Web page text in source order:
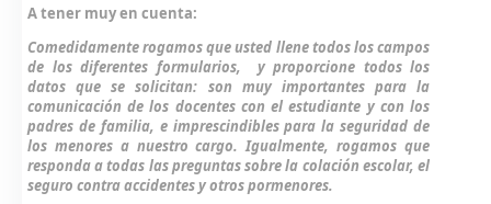
A tener muy en cuenta:
Comedidamente rogamos que usted llene todos los campos
de los diferentes formularios, y proporcione todos los
datos que se solicitan: son muy importantes para la
comunicación de los docentes con el estudiante y con los
padres de familia, e imprescindibles para la seguridad de
los menores a nuestro cargo. Igualmente, rogamos que
responda a todas las preguntas sobre la colación escolar, el
seguro contra accidentes y otros pormenores.